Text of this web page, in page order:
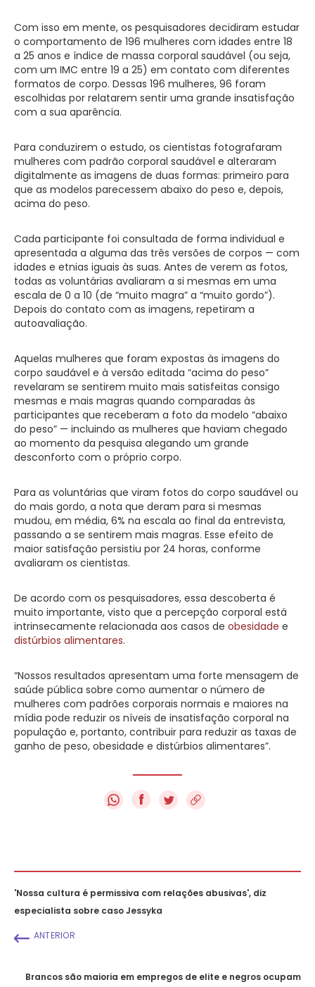
Com isso em mente, os pesquisadores decidiram estudar
o comportamento de 196 mulheres com idades entre 18
a 25 anos e índice de massa corporal saudável (ou seja,
com um IMC entre 19 a 25) em contato com diferentes
formatos de corpo. Dessas 196 mulheres, 96 foram
escolhidas por relatarem sentir uma grande insatisfação
com a sua aparência.
Para conduzirem o estudo, os cientistas fotografaram
mulheres com padrão corporal saudável e alteraram
digitalmente as imagens de duas formas: primeiro para
que as modelos parecessem abaixo do peso e, depois,
acima do peso.
Cada participante foi consultada de forma individual e
apresentada a alguma das três versões de corpos — com
idades e etnias iguais às suas. Antes de verem as fotos,
todas as voluntárias avaliaram a si mesmas em uma
escala de 0 a 10 (de “muito magra” a “muito gordo”).
Depois do contato com as imagens, repetiram a
autoavaliação.
Aquelas mulheres que foram expostas às imagens do
corpo saudável e à versão editada “acima do peso”
revelaram se sentirem muito mais satisfeitas consigo
mesmas e mais magras quando comparadas às
participantes que receberam a foto da modelo “abaixo
do peso” — incluindo as mulheres que haviam chegado
ao momento da pesquisa alegando um grande
desconforto com o próprio corpo.
Para as voluntárias que viram fotos do corpo saudável ou
do mais gordo, a nota que deram para si mesmas
mudou, em média, 6% na escala ao final da entrevista,
passando a se sentirem mais magras. Esse efeito de
maior satisfação persistiu por 24 horas, conforme
avaliaram os cientistas.
De acordo com os pesquisadores, essa descoberta é
muito importante, visto que a percepção corporal está
intrinsecamente relacionada aos casos de obesidade e
distúrbios alimentares.
“Nossos resultados apresentam uma forte mensagem de
saúde pública sobre como aumentar o número de
mulheres com padrões corporais normais e maiores na
mídia pode reduzir os níveis de insatisfação corporal na
população e, portanto, contribuir para reduzir as taxas de
ganho de peso, obesidade e distúrbios alimentares”.
f
'Nossa cultura é permissiva com relações abusivas', diz
especialista sobre caso Jessyka
ANTERIOR
Brancos são maioria em empregos de elite e negros ocupam